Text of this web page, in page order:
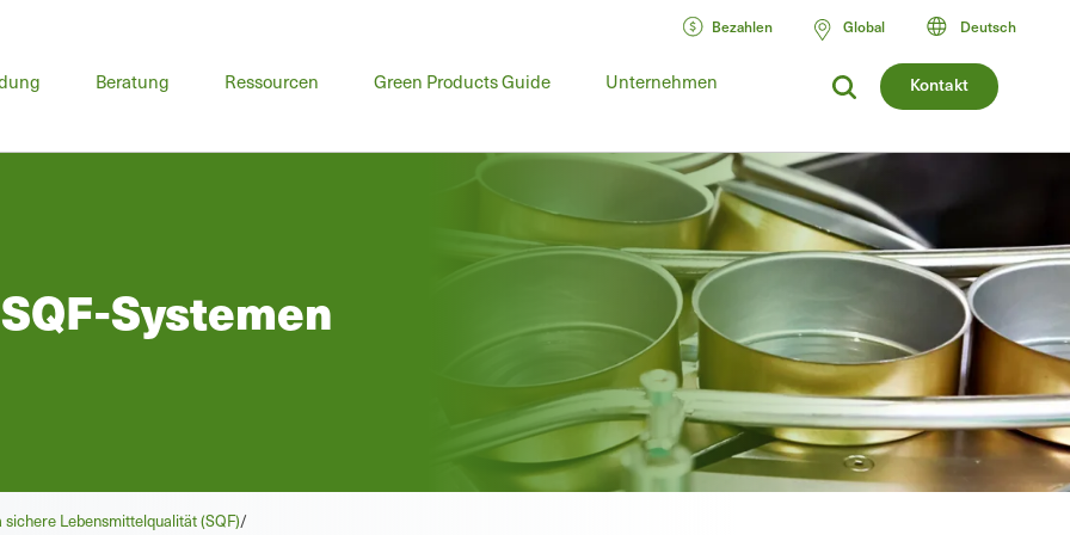
Kontakt
Beratung Ressourcen Green Products Guide Unternehmen
Bezahlen Global Deutsch
Systemen
Lebensmittelqualität (SQF)/